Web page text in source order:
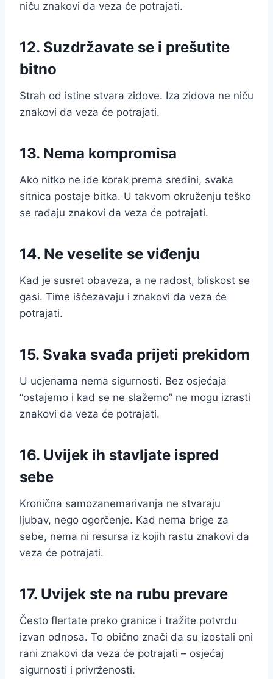
niču znakovi da veza će potrajati.
12. Suzdržavate se i prešutite
bitno
Strah od istine stvara zidove. Iza zidova ne niču
znakovi da veza će potrajati.
13. Nema kompromisa
Ako nitko ne ide korak prema sredini, svaka
sitnica postaje bitka. U takvom okruženju teško
se rađaju znakovi da veza će potrajati.
14. Ne veselite se viđenju
Kad je susret obaveza, a ne radost, bliskost se
gasi. Time iščezavaju i znakovi da veza će
potrajati.
15. Svaka svađa prijeti prekidom
U ucjenama nema sigurnosti. Bez osjećaja
“ostajemo i kad se ne slažemo” ne mogu izrasti
znakovi da veza će potrajati.
16. Uvijek ih stavljate ispred
sebe
Kronična samozanemarivanja ne stvaraju
ljubav, nego ogorčenje. Kad nema brige za
sebe, nema ni resursa iz kojih rastu znakovi da
veza će potrajati.
17. Uvijek ste na rubu prevare
Često flertate preko granice i tražite potvrdu
izvan odnosa. To obično znači da su izostali oni
rani znakovi da veza će potrajati – osjećaj
sigurnosti i privrženosti.